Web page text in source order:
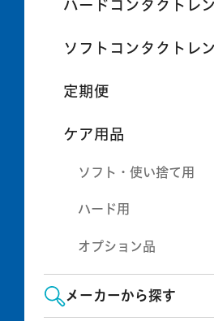
ハードコンタクトレ
ソフトコンタクトレ
定期便
ケア用品
ソフト・使い捨て用
ハード用
オプション品
メーカーから探す